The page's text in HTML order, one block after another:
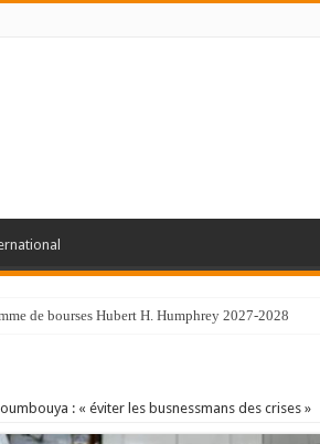
de bourses Hubert H. Humphrey 2027-2028
: « éviter les busnessmans des crises »